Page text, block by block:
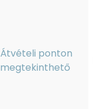
Átvételi ponton
megtekinthető